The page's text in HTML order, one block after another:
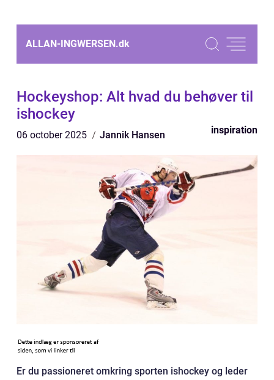
ALLAN-INGWERSEN.dk
Hockeyshop: Alt hvad du behøver til
ishockey
06 october 2025 Jannik Hansen inspiration
Er du passioneret omkring sporten ishockey og leder